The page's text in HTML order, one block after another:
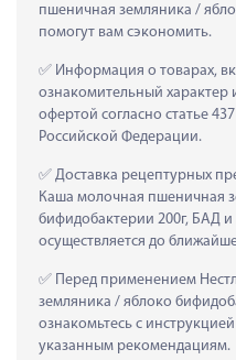
пшеничная земляника /
помогут вам сэкономить.
Информация о товарах,
ознакомительный характер
офертой согласно статье
Российской Федерации.
Доставка рецептурных
Каша молочная пшеничная
бифидобактерии 200г, БАД
осуществляется до
Перед применением
земляника / яблоко
ознакомьтесь с
указанным рекомендациям.